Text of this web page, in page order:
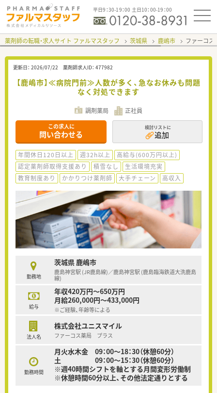
平日9：30-19：00 土日10：00-19：00
薬剤師の転職・求人サイト ファルマスタッフ 茨城県 鹿嶋市 ファーコ
更新日： 2026/07/22 薬剤師求人ID： 477982
【鹿嶋市】≪病院門前≫人数が多く、急なお休みも問題
なく対処できます
調剤薬局 正社員
この求人に
問い合わせる
検討リストに
追加
年間休日120日以上 週32h以上
高給与(600万円以上)
認定薬剤師取得支援あり
積雪なし
生活環境充実
教育制度あり
かかりつけ薬剤師 大手チェーン 高収入
勤務地
茨城県 鹿嶋市
鹿島神宮駅 (JR鹿島線)／鹿島神宮駅 (鹿島臨海鉄道大洗鹿島
線)
給与
年収420万円～650万円
月給260,000円～433,000円
※ご経験、年齢等による
法人名
株式会社ユニスマイル
ファーコス薬局 プラス
勤務時間
月火水木金 09：00～18：30（休憩60分）
土 09：00～15：30（休憩60分）
※週40時間シフトを軸とする月間変形労働制
※休憩時間60分以上、その他法定通りとする